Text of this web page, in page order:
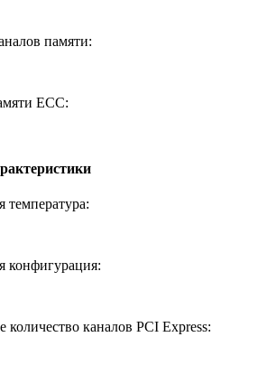
памяти:
ECC:
температура:
конфигурация:
количество каналов PCI Express: